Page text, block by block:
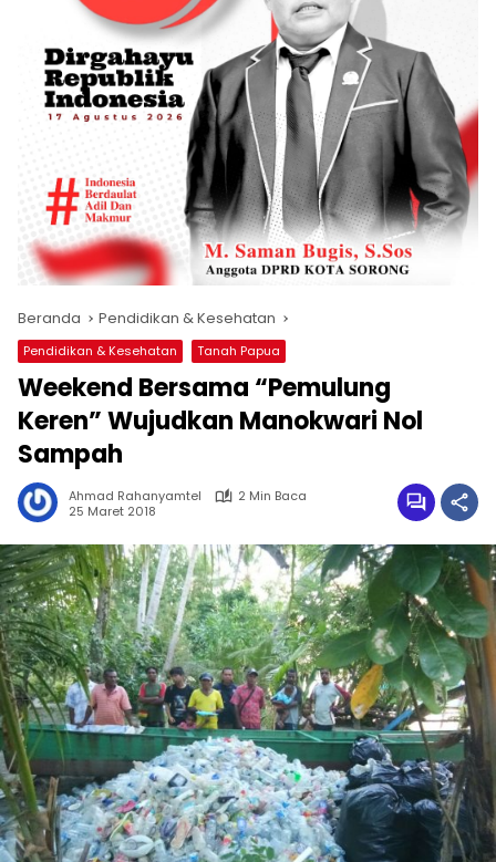
Beranda Pendidikan & Kesehatan
Pendidikan & Kesehatan Tanah Papua
Weekend Bersama “Pemulung
Keren” Wujudkan Manokwari Nol
Sampah
Ahmad Rahanyamtel
2 Min Baca
25 Maret 2018